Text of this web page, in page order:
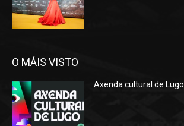
O MÁIS VISTO
Axenda cultural de Lugo